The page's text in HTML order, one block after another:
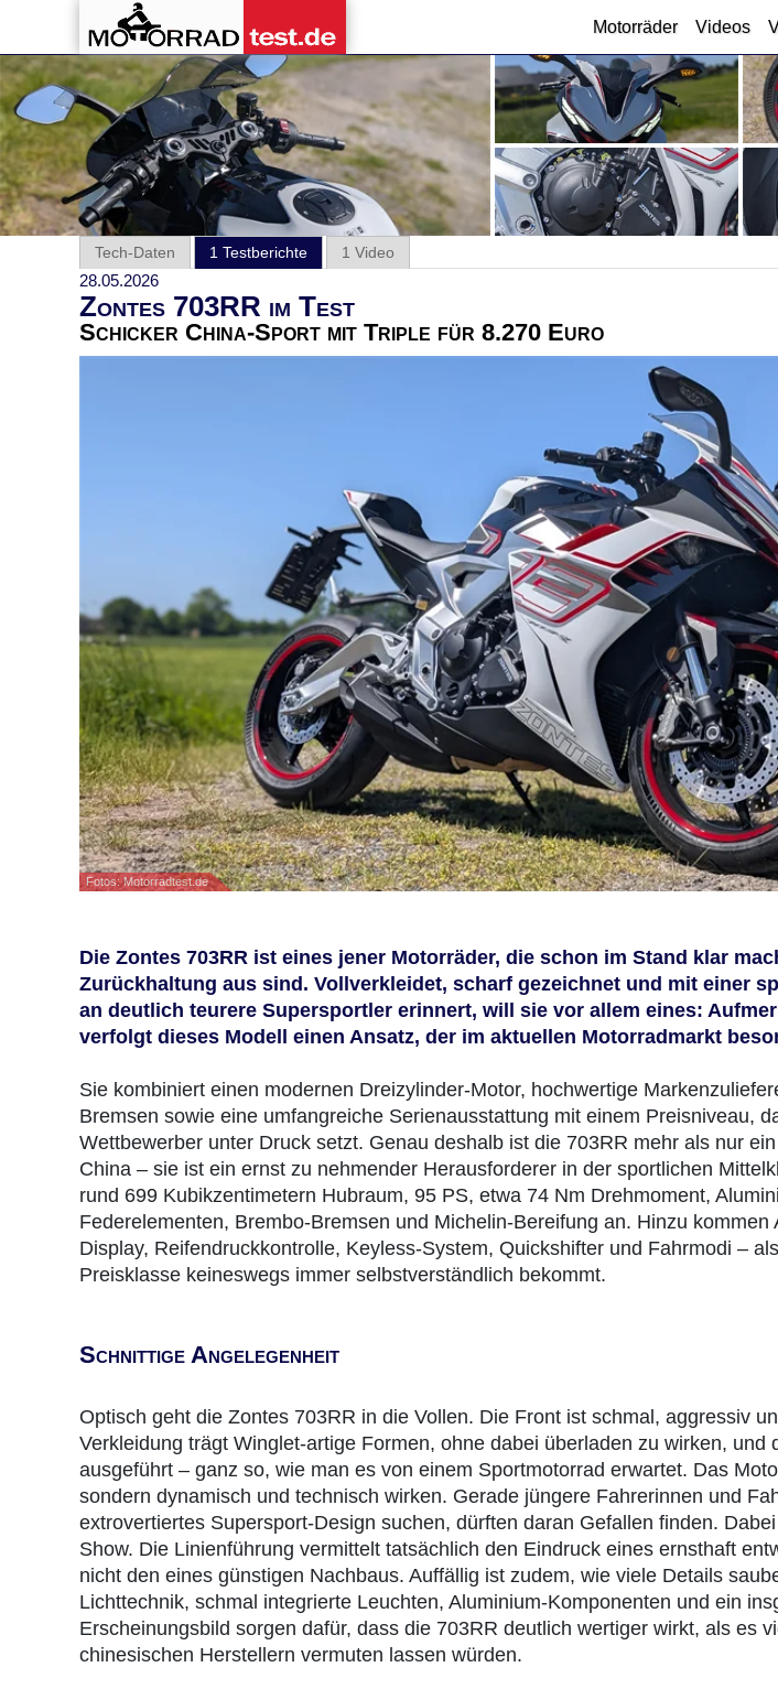
Motorräder Videos
Tech-Daten 1 Testberichte 1 Video
28.05.2026
Zontes 703RR im Test
Schicker China-Sport mit Triple für 8.270 Euro
Fotos: Motorradtest.de
Die Zontes 703RR ist eines jener Motorräder, die schon im Stand klar
Zurückhaltung aus sind. Vollverkleidet, scharf gezeichnet und mit einer
an deutlich teurere Supersportler erinnert, will sie vor allem eines:
verfolgt dieses Modell einen Ansatz, der im aktuellen Motorradmarkt
Sie kombiniert einen modernen Dreizylinder-Motor, hochwertige
Bremsen sowie eine umfangreiche Serienausstattung mit einem Preisniveau,
Wettbewerber unter Druck setzt. Genau deshalb ist die 703RR mehr als nur
China – sie ist ein ernst zu nehmender Herausforderer in der sportlichen
rund 699 Kubikzentimetern Hubraum, 95 PS, etwa 74 Nm Drehmoment,
Federelementen, Brembo-Bremsen und Michelin-Bereifung an. Hinzu kommen
Display, Reifendruckkontrolle, Keyless-System, Quickshifter und Fahrmodi –
Preisklasse keineswegs immer selbstverständlich bekommt.
Schnittige Angelegenheit
Optisch geht die Zontes 703RR in die Vollen. Die Front ist schmal, aggressiv
Verkleidung trägt Winglet-artige Formen, ohne dabei überladen zu wirken, und
ausgeführt – ganz so, wie man es von einem Sportmotorrad erwartet. Das
sondern dynamisch und technisch wirken. Gerade jüngere Fahrerinnen und
extrovertiertes Supersport-Design suchen, dürften daran Gefallen finden.
Show. Die Linienführung vermittelt tatsächlich den Eindruck eines ernsthaft
nicht den eines günstigen Nachbaus. Auffällig ist zudem, wie viele Details
Lichttechnik, schmal integrierte Leuchten, Aluminium-Komponenten und ein
Erscheinungsbild sorgen dafür, dass die 703RR deutlich wertiger wirkt, als es
chinesischen Herstellern vermuten lassen würden.